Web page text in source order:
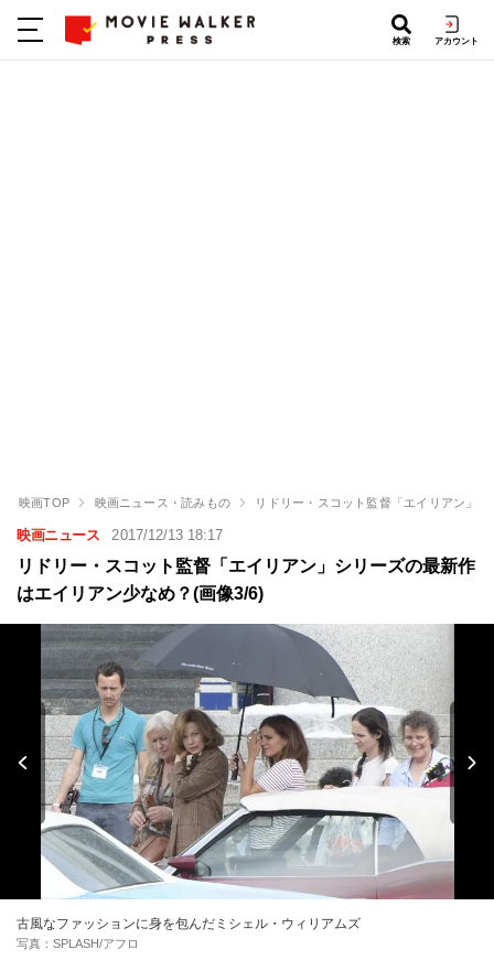
検索 アカウント
映画TOP 映画ニュース・読みもの リドリー・スコット監督「エイリアン」
映画ニュース 2017/12/13 18:17
リドリー・スコット監督「エイリアン」シリーズの最新作
はエイリアン少なめ？(画像3/6)
古風なファッションに身を包んだミシェル・ウィリアムズ
写真：SPLASH/アフロ